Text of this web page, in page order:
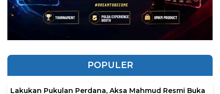
POPULER
Lakukan Pukulan Perdana, Aksa Mahmud Resmi Buka